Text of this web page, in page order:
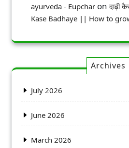
ayurveda - Eupchar onदाढ़ी
Kase Badhaye || How to
Archives
July 2026
June 2026
March 2026